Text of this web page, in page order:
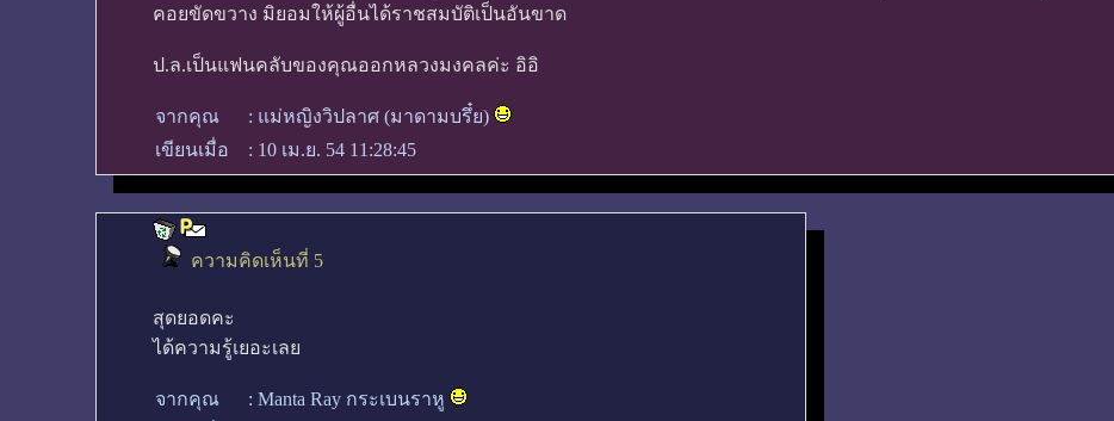
คอยขัดขวาง มิยอมให้ผู้อื่นได้ราชสมบัติเป็นอันขาด
ป.ล.เป็นแฟนคลับของคุณออกหลวงมงคลค่ะ อิอิ
จากคุณ : แม่หญิงวิปลาศ (มาดามบรึ๋ย)
เขียนเมื่อ
: 10 เม.ย. 54 11:28:45
ความคิดเห็นที่ 5
สุดยอดคะ
ได้ความรู้เยอะเลย
จากคุณ : Manta Ray กระเบนราหู